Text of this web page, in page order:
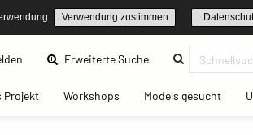
Verwendung zustimmen
Erweiterte Suche(current)
Projekt(current)Workshops(current)Models gesucht